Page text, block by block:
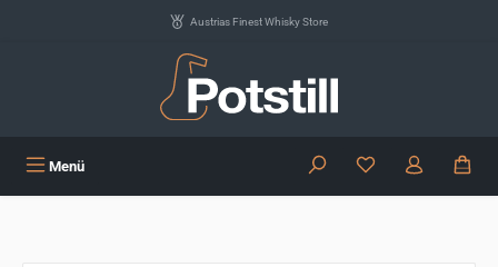
Austrias Finest Whisky Store
Menü Du hast 0